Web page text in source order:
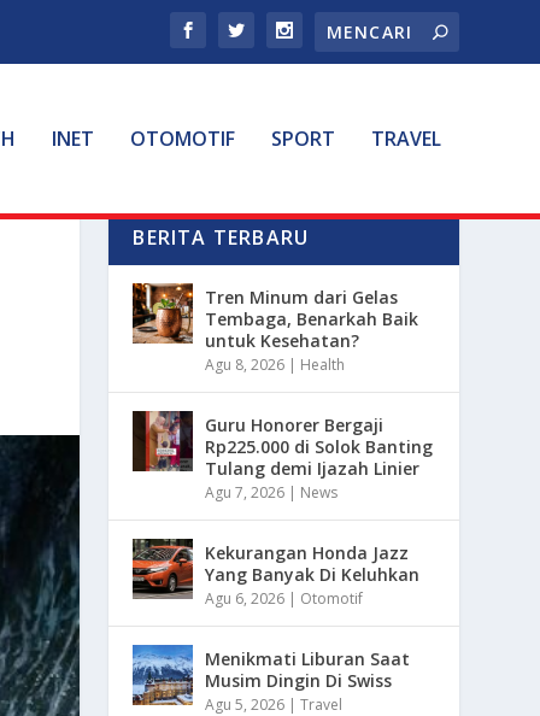
INET OTOMOTIF SPORT TRAVEL
BERITA TERBARU
Tren Minum dari Gelas
Tembaga, Benarkah Baik
untuk Kesehatan?
Agu 8, 2026 | Health
Guru Honorer Bergaji
Rp225.000 di Solok Banting
Tulang demi Ijazah Linier
Agu 7, 2026 | News
Kekurangan Honda Jazz
Yang Banyak Di Keluhkan
Agu 6, 2026 | Otomotif
Menikmati Liburan Saat
Musim Dingin Di Swiss
Agu 5, 2026 |Travel